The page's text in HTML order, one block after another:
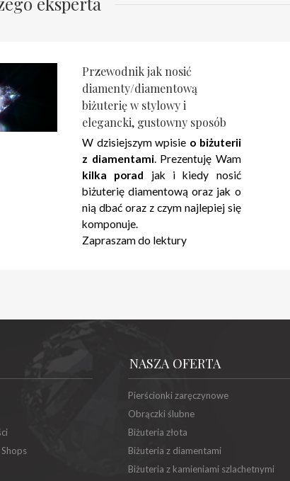
Przewodnik jak nosić
diamenty/diamentową
biżuterię w stylowy i
elegancki, gustowny sposób
W dzisiejszym wpisie o biżuterii
z diamentami. Prezentuję Wam
kilka porad jak i kiedy nosić
biżuterię diamentową oraz jak o
nią dbać oraz z czym najlepiej się
komponuje.
Zapraszam do lektury
NASZA OFERTA
Pierścionki zaręczynowe
Obrączki ślubne
Biżuteria złota
Biżuteria z diamentami
Biżuteria z kamieniami szlachetnymi